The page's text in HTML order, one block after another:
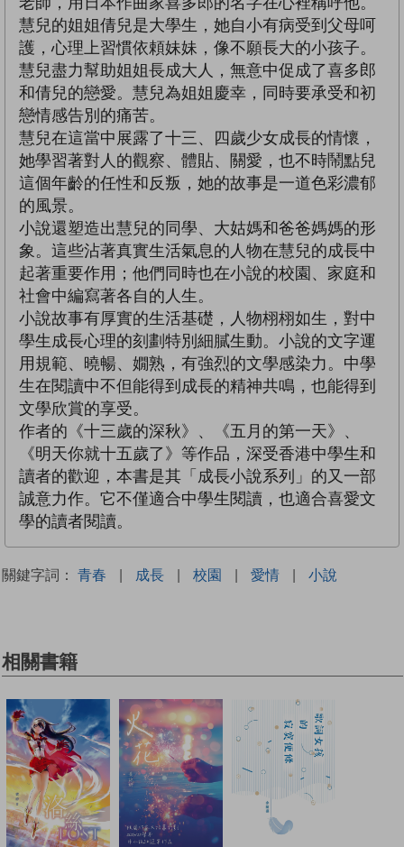
慧兒的姐姐倩兒是大學生，她自小有病受到父母呵
護，心理上習慣依頼妹妹，像不願長大的小孩子。
慧兒盡力幫助姐姐長成大人，無意中促成了喜多郎
和倩兒的戀愛。慧兒為姐姐慶幸，同時要承受和初
戀情感告別的痛苦。
慧兒在這當中展露了十三、四歲少女成長的情懷，
她學習著對人的觀察、體貼、關愛，也不時鬧點兒
這個年齡的任性和反叛，她的故事是一道色彩濃郁
的風景。
小說還塑造出慧兒的同學、大姑媽和爸爸媽媽的形
象。這些沾著真實生活氣息的人物在慧兒的成長中
起著重要作用；他們同時也在小說的校園、家庭和
社會中編寫著各自的人生。
小說故事有厚實的生活基礎，人物栩栩如生，對中
學生成長心理的刻劃特別細膩生動。小說的文字運
用規範、曉暢、嫺熟，有強烈的文學感染力。中學
生在閱讀中不但能得到成長的精神共鳴，也能得到
文學欣賞的享受。
作者的《十三歲的深秋》、《五月的第一天》、
《明天你就十五歲了》等作品，深受香港中學生和
讀者的歡迎，本書是其「成長小說系列」的又一部
誠意力作。它不僅適合中學生閱讀，也適合喜愛文
學的讀者閱讀。
關鍵字詞： 青春 | 成長 | 校園 | 愛情 | 小說
相關書籍